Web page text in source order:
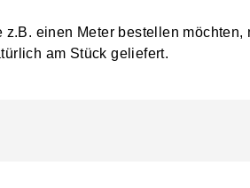
einen Meter bestellen
am Stück geliefert.